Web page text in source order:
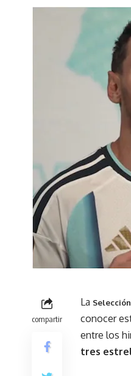
compartir
La
conocer
entre los
tres